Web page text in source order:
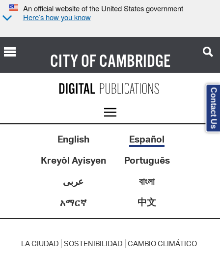
An official website of the United States government
Here’s how you know
CITY OFCAMBRIDGE
English
Español
Kreyòl Ayisyen
Português
عربى
বাংলা
አማርኛ
中文
LA CIUDAD SOSTENIBILIDAD CAMBIO CLIMÁTICO
Contact Us